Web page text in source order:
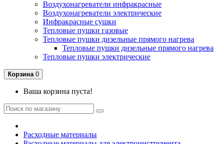
Воздухонагреватели инфракрасные
Воздухонагреватели электрические
Инфракрасные сушки
Тепловые пушки газовые
Тепловые пушки дизельные прямого нагрева
Тепловые пушки дизельные прямого нагрева
Тепловые пушки электрические
Корзина 0
Ваша корзина пуста!
Расходные материалы